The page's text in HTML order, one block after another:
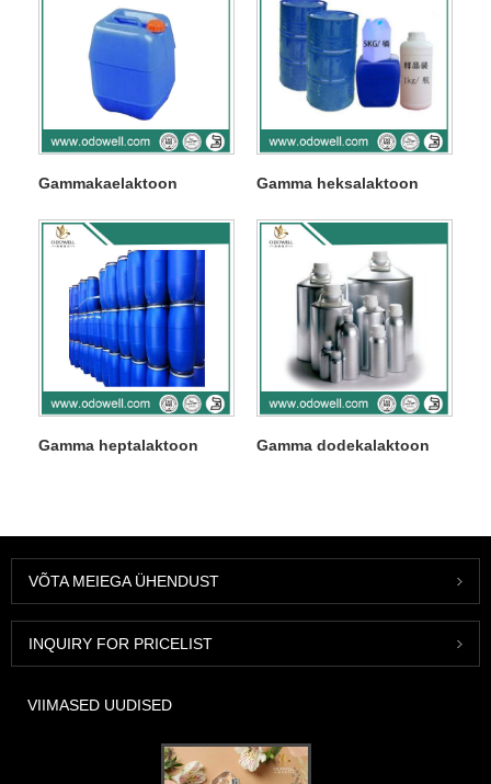
Gammakaelaktoon Gamma heksalaktoon
Gamma heptalaktoon Gamma dodekalaktoon
VÕTA MEIEGA ÜHENDUST
INQUIRY FOR PRICELIST
VIIMASED UUDISED